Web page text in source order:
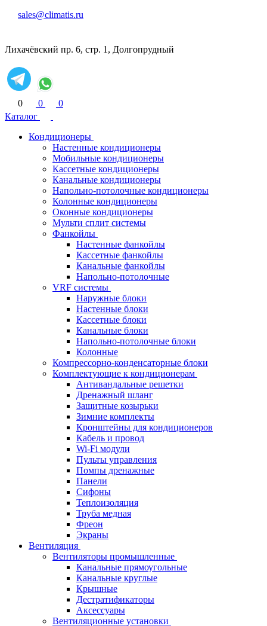
sales@climatis.ru
Лихачёвский пр. 6, стр. 1, Долгопрудный
0 0
0
Каталог
Кондиционеры
Настенные кондиционеры
Мобильные кондиционеры
Кассетные кондиционеры
Канальные кондиционеры
Напольно-потолочные кондиционеры
Колонные кондиционеры
Оконные кондиционеры
Мульти сплит системы
Фанкойлы
Настенные фанкойлы
Кассетные фанкойлы
Канальные фанкойлы
Напольно-потолочные
VRF системы
Наружные блоки
Настенные блоки
Кассетные блоки
Канальные блоки
Напольно-потолочные блоки
Колонные
Компрессорно-конденсаторные блоки
Комплектующие к кондиционерам
Антивандальные решетки
Дренажный шланг
Защитные козырьки
Зимние комплекты
Кронштейны для кондиционеров
Кабель и провод
Wi-Fi модули
Пульты управления
Помпы дренажные
Панели
Сифоны
Теплоизоляция
Труба медная
Фреон
Экраны
Вентиляция
Вентиляторы промышленные
Канальные прямоугольные
Канальные круглые
Крышные
Дестратификаторы
Аксессуары
Вентиляционные установки